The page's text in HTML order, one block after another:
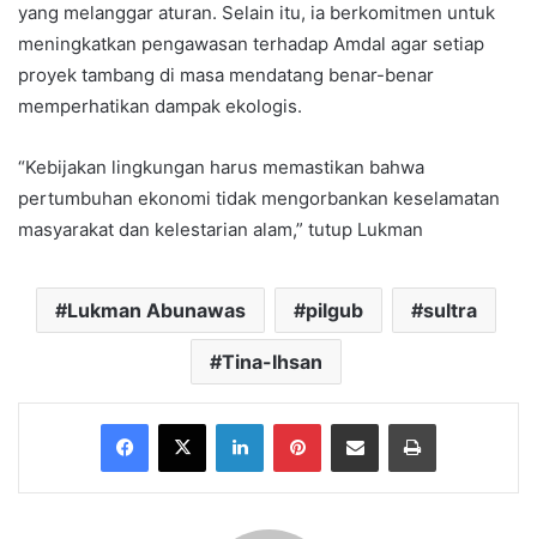
yang melanggar aturan. Selain itu, ia berkomitmen untuk
meningkatkan pengawasan terhadap Amdal agar setiap
proyek tambang di masa mendatang benar-benar
memperhatikan dampak ekologis.
“Kebijakan lingkungan harus memastikan bahwa
pertumbuhan ekonomi tidak mengorbankan keselamatan
masyarakat dan kelestarian alam,” tutup Lukman
Lukman Abunawas pilgub sultra
Tina-Ihsan
Facebook
X LinkedInPinterestShare via Email Print